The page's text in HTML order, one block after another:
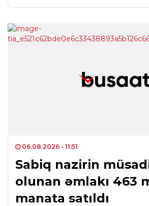
06.08.2026 - 11:51
Sabiq nazirin
olunan əmlakı 463
manata satıldı